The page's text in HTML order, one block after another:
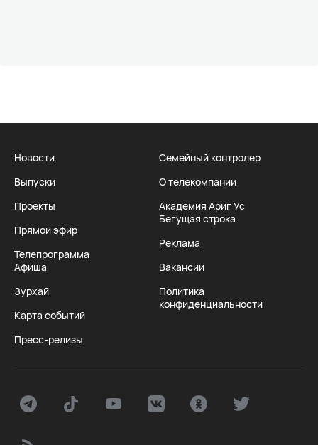
Новости
Выпуски
Проекты
Прямой эфир
Телепрограмма
Афиша
Зурхай
Карта событий
Пресс-релизы
Семейный контролер
О телекомпании
Академия Ариг Ус
Бегущая строка
Реклама
Вакансии
Политика
конфиденциальности